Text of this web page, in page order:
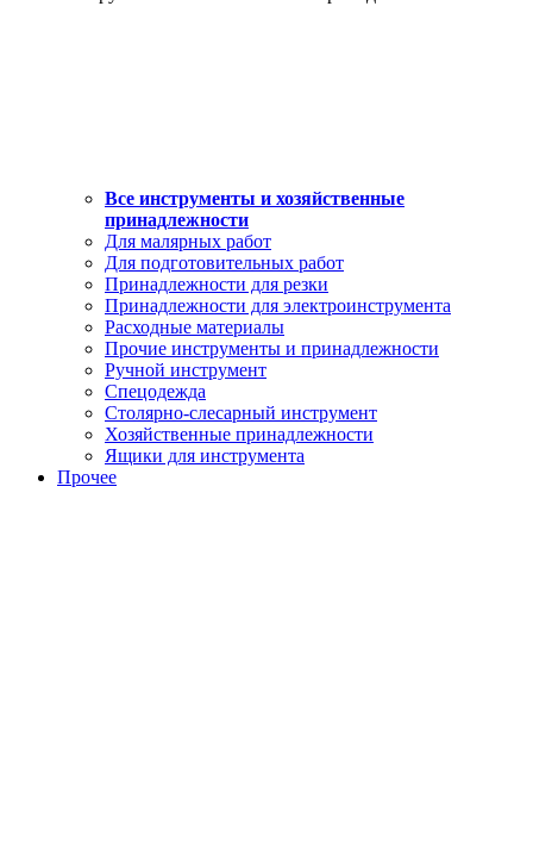
Все инструменты и хозяйственные
принадлежности
Для малярных работ
Для подготовительных работ
Принадлежности для резки
Принадлежности для электроинструмента
Расходные материалы
Прочие инструменты и принадлежности
Ручной инструмент
Спецодежда
Столярно-слесарный инструмент
Хозяйственные принадлежности
Ящики для инструмента
Прочее